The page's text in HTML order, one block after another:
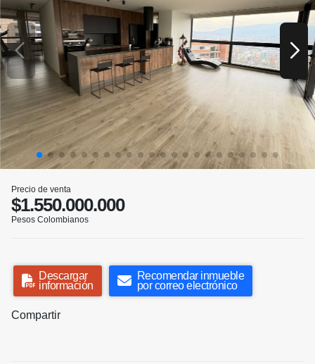
Precio de venta
$1.550.000.000
Pesos Colombianos
Descargar
información
Recomendar inmueble
por correo electrónico
Compartir